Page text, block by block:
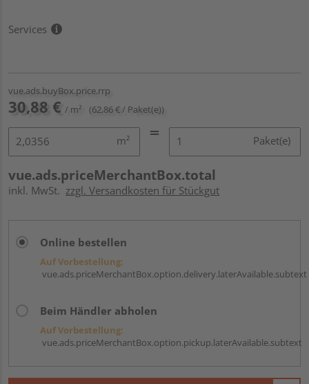
Services
vue.ads.buyBox.price.rrp
30,88 € / m² (62,86 € / Paket(e))
m² Paket(e)
vue.ads.priceMerchantBox.total
inkl. MwSt. zzgl. Versandkosten für Stückgut
Online bestellen
Auf Vorbestellung:
vue.ads.priceMerchantBox.option.delivery.laterAvailable.subtext
Beim Händler abholen
Auf Vorbestellung:
vue.ads.priceMerchantBox.option.pickup.laterAvailable.subtext